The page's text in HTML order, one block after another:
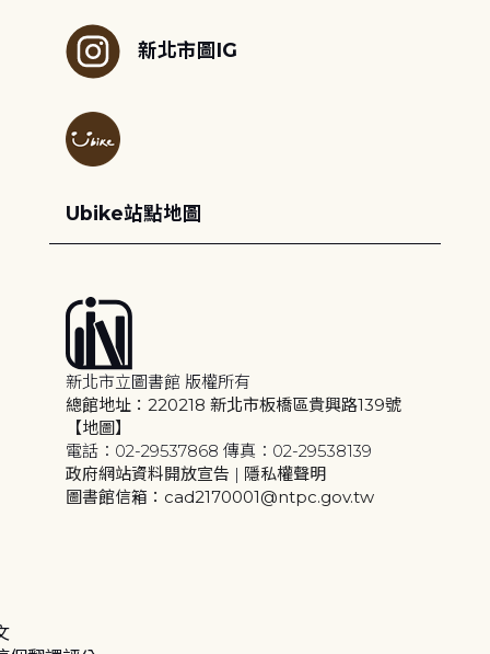
新北市圖IG
Ubike站點地圖
新北市立圖書館 版權所有
總館地址：220218 新北市板橋區貴興路139號
【地圖】
電話：02-29537868 傳真：02-29538139
政府網站資料開放宣告 | 隱私權聲明
圖書館信箱：cad2170001@ntpc.gov.tw